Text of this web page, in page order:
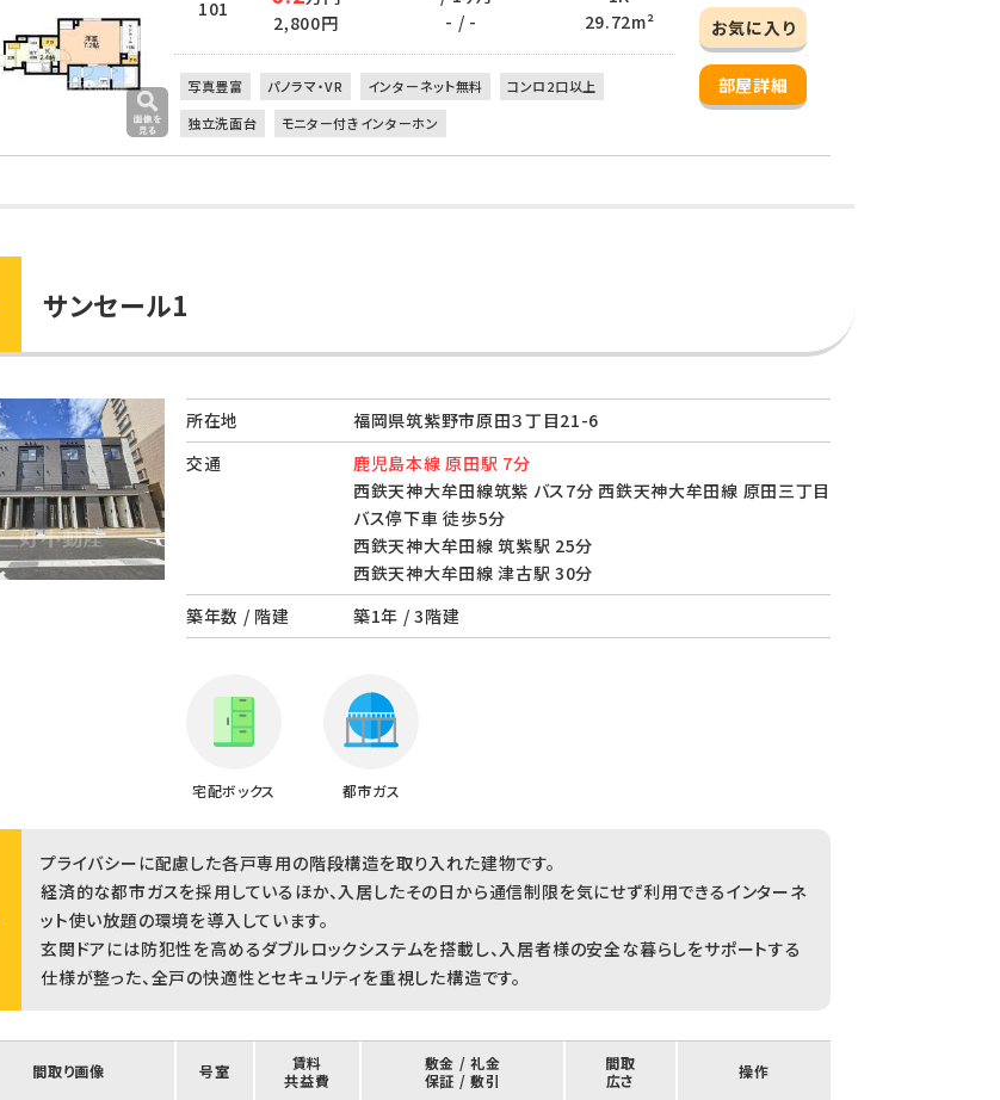
101
2,800円
- / -
29.72m²
お気に入り
部屋詳細
写真豊富 パノラマ・VR インターネット無料
コンロ2口以上
独立洗面台
モニター付きインターホン
サンセール1
所在地
福岡県筑紫野市原田３丁目21-6
交通
鹿児島本線 原田駅 7分
西鉄天神大牟田線筑紫 バス7分 西鉄天神大牟田線 原田三丁目
バス停下車 徒歩5分
西鉄天神大牟田線 筑紫駅 25分
西鉄天神大牟田線 津古駅 30分
築年数 / 階建
築1年 / 3階建
宅配ボックス 都市ガス
プライバシーに配慮した各戸専用の階段構造を取り入れた建物です。
経済的な都市ガスを採用しているほか、入居したその日から通信制限を気にせず利用できるインターネ
ット使い放題の環境を導入しています。
玄関ドアには防犯性を高めるダブルロックシステムを搭載し、入居者様の安全な暮らしをサポートする
仕様が整った、全戸の快適性とセキュリティを重視した構造です。
間取り画像 号室
賃料
共益費
敷金 / 礼金
保証 / 敷引
間取
広さ
操作